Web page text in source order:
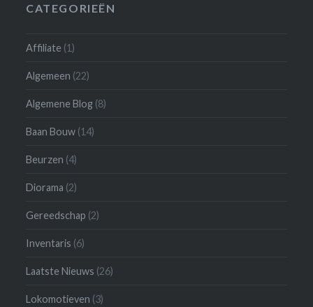
CATEGORIEËN
Affiliate (1)
Algemeen (22)
Algemene Blog (8)
Baan Bouw (14)
Beurzen (4)
Diorama (2)
Gereedschap (2)
Inventaris (6)
Laatste Nieuws (26)
Lokomotieven (3)